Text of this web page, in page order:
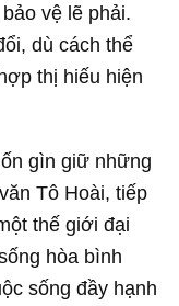
vệ lẽ phải.
dù cách thể
thị hiếu hiện
gìn giữ những
Tô Hoài, tiếp
thế giới đại
hòa bình
sống đầy hạnh